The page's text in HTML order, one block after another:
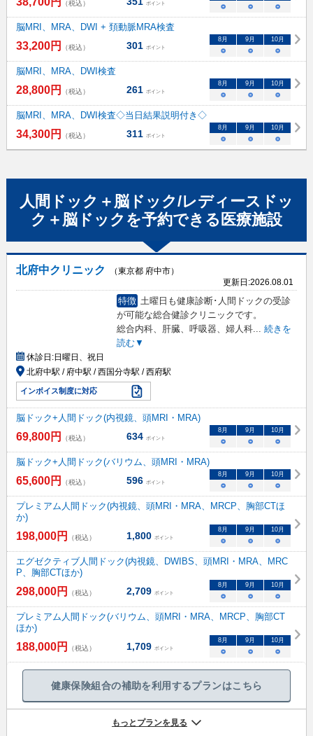
（税込） ポイント ○ ○ ○
脳MRI、MRA、DWI + 頚動脈MRA検査
33,200円 （税込） 301 ポイント
8月 9月 10月
○ ○ ○
脳MRI、MRA、DWI検査
28,800円 （税込） 261 ポイント
8月 9月 10月
○ ○ ○
脳MRI、MRA、DWI検査◇当日結果説明付き◇
34,300円 （税込） 311 ポイント
8月 9月 10月
○ ○ ○
人間ドック＋脳ドック/レディースドッ
ク＋脳ドック を予約できる 医療施設
北府中クリニック
（東京都 府中市）
更新日:2026.08.01
特徴 土曜日も健康診断･人間ドックの受診
が可能な総合健診クリニックです。
総合内科、肝臓、呼吸器、婦人科... 続きを
読む▼
休診日:日曜日、祝日
北府中駅 / 府中駅 / 西国分寺駅 / 西府駅
インボイス制度に対応
脳ドック+人間ドック(内視鏡、頭MRI・MRA)
69,800円 （税込） 634 ポイント
8月 9月 10月
○ ○ ○
脳ドック+人間ドック(バリウム、頭MRI・MRA)
65,600円 （税込） 596 ポイント
8月 9月 10月
○ ○ ○
プレミアム人間ドック(内視鏡、頭MRI・MRA、MRCP、胸部CTほ
か)
198,000円 （税込） 1,800 ポイント
8月 9月 10月
○ ○ ○
エグゼクティブ人間ドック(内視鏡、DWIBS、頭MRI・MRA、MRC
P、胸部CTほか)
298,000円 （税込） 2,709 ポイント
8月 9月 10月
○ ○ ○
プレミアム人間ドック(バリウム、頭MRI・MRA、MRCP、胸部CT
ほか)
188,000円 （税込） 1,709 ポイント
8月 9月 10月
○ ○ ○
健康保険組合の補助を利用するプランはこちら
もっとプランを見る